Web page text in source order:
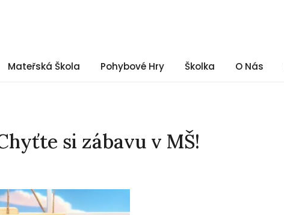
Mateřská Škola Pohybové Hry Školka O Nás
si zábavu v MŠ!